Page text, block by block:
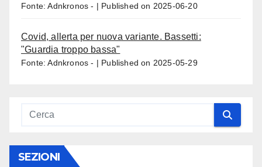
Fonte: Adnkronos - Published on 2025-06-20
Covid, allerta per nuova variante. Bassetti:
"Guardia troppo bassa"
Fonte: Adnkronos - Published on 2025-05-29
SEZIONI